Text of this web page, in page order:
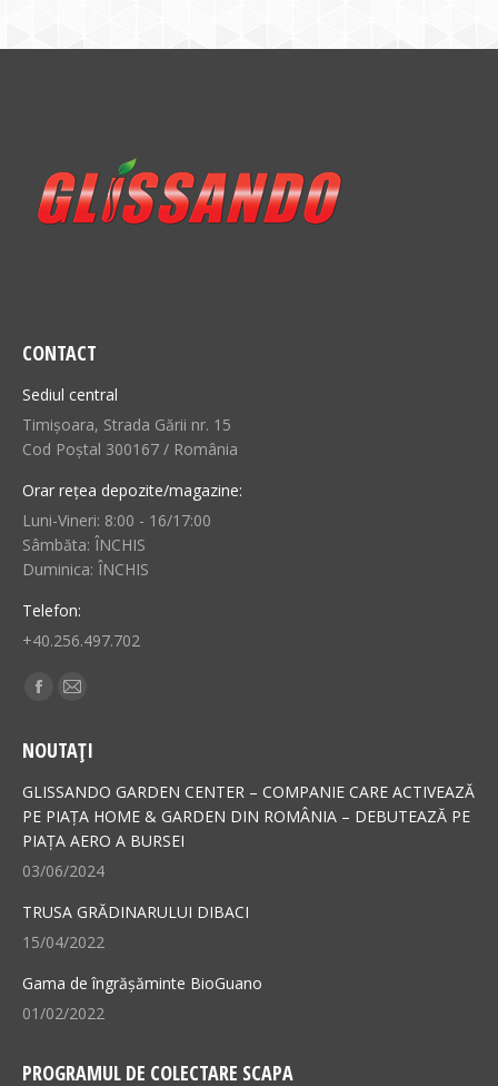
CONTACT
Sediul central
Timișoara, Strada Gării nr. 15
Cod Poștal 300167 / România
Orar rețea depozite/magazine:
Luni-Vineri: 8:00 - 16/17:00
Sâmbăta: ÎNCHIS
Duminica: ÎNCHIS
Telefon:
+40.256.497.702
Find us on:
Facebook
opens
in
new
window
Mail
opens
in
new
window
NOUTAȚI
GLISSANDO GARDEN CENTER – COMPANIE CARE ACTIVEAZĂ
PE PIAȚA HOME & GARDEN DIN ROMÂNIA – DEBUTEAZĂ PE
PIAȚA AERO A BURSEI
03/06/2024
TRUSA GRĂDINARULUI DIBACI
15/04/2022
Gama de îngrășăminte BioGuano
01/02/2022
PROGRAMUL DE COLECTARE SCAPA